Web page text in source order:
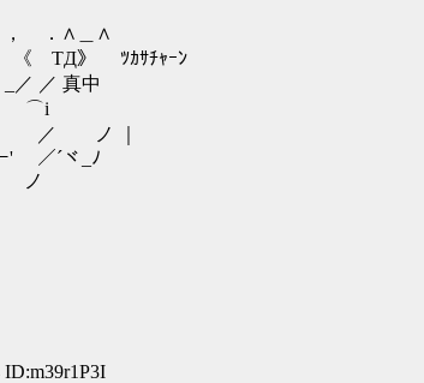
∧
ﾂｶｻﾁｬｰﾝ
真中
⌒i
｜
_ﾉ